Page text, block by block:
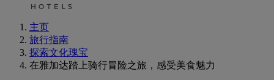
主页
旅行指南
探索文化瑰宝
在雅加达踏上骑行冒险之旅，感受美食魅力